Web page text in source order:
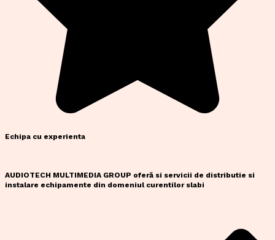
Echipa cu experienta
AUDIOTECH MULTIMEDIA GROUP oferă si servicii de distributie si
instalare echipamente din domeniul curentilor slabi